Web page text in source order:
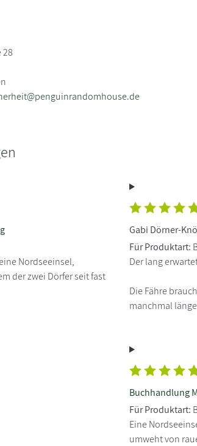
28
Nordseeinsel,
der zwei Dörfer seit fast
Gabi Dörner-
Für Produktart:
Der lang
Die Fähre
manchmal
Buchhandlung
Für Produktart:
Eine
umweht von